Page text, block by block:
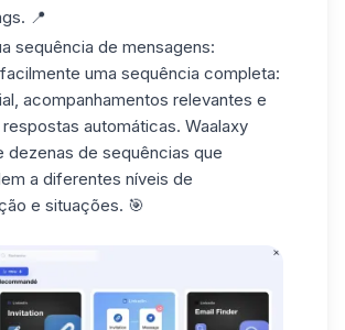
. 📍
sequência de mensagens:
uma sequência completa:
acompanhamentos relevantes e
automáticas. Waalaxy
de sequências que
a diferentes níveis de
e situações. 🎯